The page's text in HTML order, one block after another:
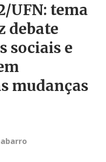
UFN: tema
debate
sociais e
mudanças